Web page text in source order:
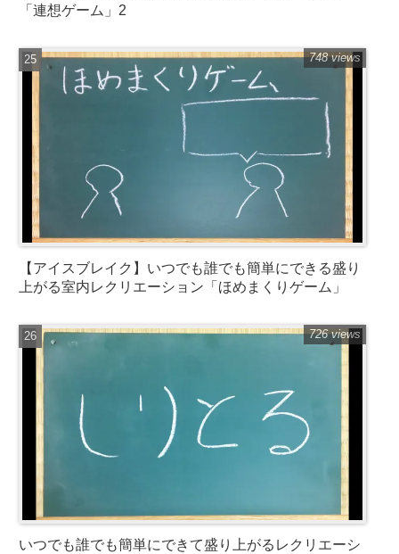
「連想ゲーム」2
【アイスブレイク】いつでも誰でも簡単にできる盛り
上がる室内レクリエーション「ほめまくりゲーム」
748 views
いつでも誰でも簡単にできて盛り上がるレクリエーシ
726 views